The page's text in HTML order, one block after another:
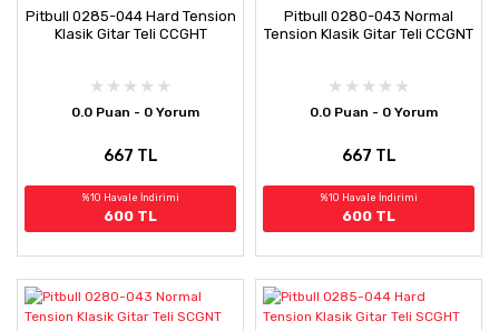
Pitbull 0285-044 Hard Tension
Klasik Gitar Teli CCGHT
0.0 Puan - 0 Yorum
667 TL
%10 Havale İndirimi
600 TL
Pitbull 0280-043 Normal
Tension Klasik Gitar Teli CCGNT
0.0 Puan - 0 Yorum
667 TL
%10 Havale İndirimi
600 TL